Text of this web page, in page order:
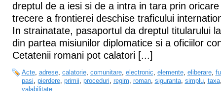
dreptul de a iesi si de a intra in tara prin
trecere a frontierei deschise traficului
In strainatate, pasaportul da dreptul titularului
din partea misiunilor diplomatice si a oficiilor
Cetatenii romani pot calatori [...]
Acte, adrese, calatorie, comunitare, electronic, elemente, eliberare,
pasi, pierdere, primii, proceduri, regim, roman, siguranta, simplu, taxa
valabilitate